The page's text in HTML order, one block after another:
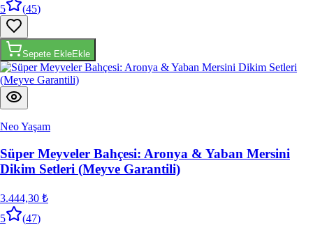
5
(45)
Sepete EkleEkle
Neo Yaşam
Süper Meyveler Bahçesi: Aronya & Yaban Mersini
Dikim Setleri (Meyve Garantili)
3.444,30 ₺
5
(47)